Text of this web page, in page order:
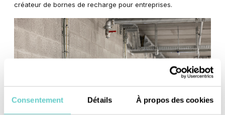
Consentement Détails À propos des cookies
créateur de bornes de recharge pour entreprises.